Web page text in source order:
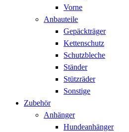
Vorne
Anbauteile
Gepäckträger
Kettenschutz
Schutzbleche
Ständer
Stützräder
Sonstige
Zubehör
Anhänger
Hundeanhänger